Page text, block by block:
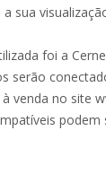
sua
foi a
serão
venda no site